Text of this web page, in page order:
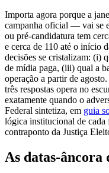
Importa agora porque a
campanha oficial — vai se
ou pré-candidatura tem
e cerca de 110 até o início
decisões se cristalizam: (i)
de mídia paga, (iii) qual a
operação a partir de
três respostas opera no
exatamente quando o
Federal sintetiza, em guia
lógica institucional de
contraponto da Justiça
As datas-âncora